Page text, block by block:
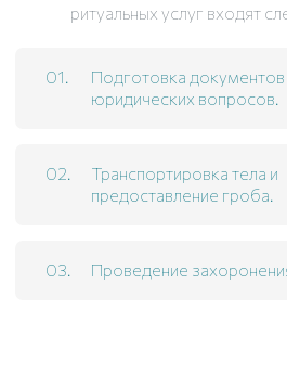
ритуальных услуг входят
Подготовка
юридических вопросов.
Транспортировка тела и
предоставление гроба.
Проведение